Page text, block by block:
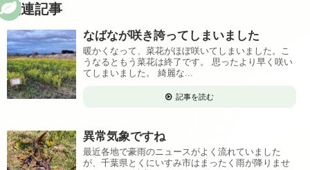
関連記事
なばなが咲き誇ってしまいました
暖かくなって、菜花がほぼ咲いてしまいました。こ
うなるともう菜花は終了です。 思ったより早く咲い
てしまいました。 綺麗な...
記事を読む
異常気象ですね
最近各地で豪雨のニュースがよく流れていました
が、千葉県とくにいすみ市はまったく雨が降りませ